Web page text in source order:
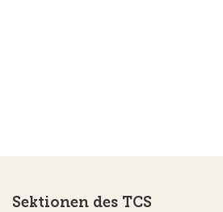
Sektionen des TCS